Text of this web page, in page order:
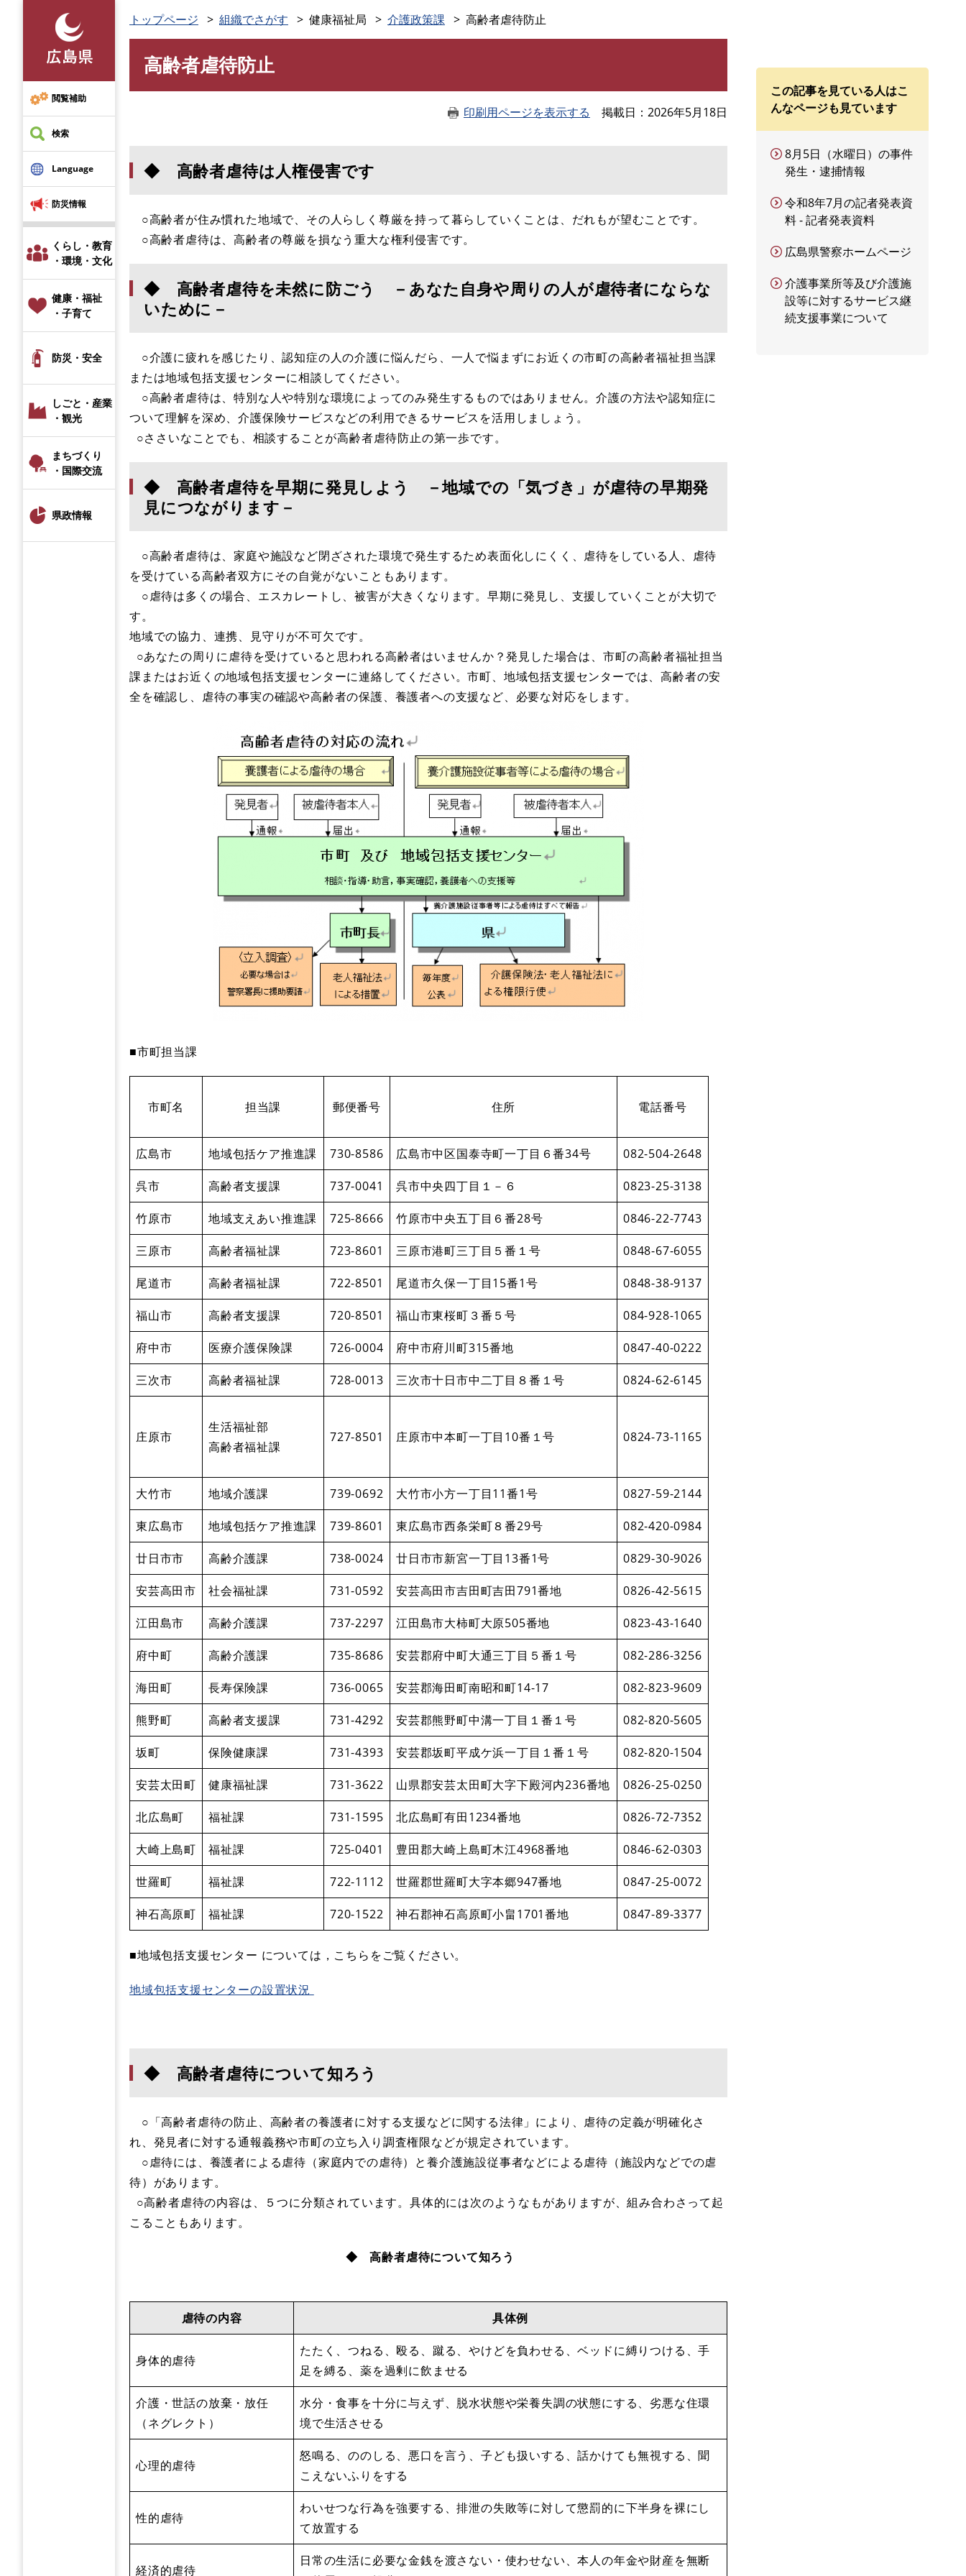
先
頭
で
す
閲覧補助
検索
Language
防災情報
くらし・教育
・環境・文化
健康・福祉
・子育て
防災・安全
しごと・産業
・観光
まちづくり
・国際交流
県政情報
トップページ 組織でさがす 健康福祉局 介護政策課 高齢者虐待防止
高齢者虐待防止
印刷用ページを表示する 掲載日 2026年5月18日
◆ 高齢者虐待は人権侵害です
○高齢者が住み慣れた地域で、その人らしく尊厳を持って暮らしていくことは、だれもが望むことです。
○高齢者虐待は、高齢者の尊厳を損なう重大な権利侵害です。
◆ 高齢者虐待を未然に防ごう －あなた自身や周りの人が虐待者にならな
いために－
○介護に疲れを感じたり、認知症の人の介護に悩んだら、一人で悩まずにお近くの市町の高齢者福祉担当課
または地域包括支援センターに相談してください。
○高齢者虐待は、特別な人や特別な環境によってのみ発生するものではありません。介護の方法や認知症に
ついて理解を深め、介護保険サービスなどの利用できるサービスを活用しましょう。
○ささいなことでも、相談することが高齢者虐待防止の第一歩です。
◆ 高齢者虐待を早期に発見しよう －地域での「気づき」が虐待の早期発
見につながります－
○高齢者虐待は、家庭や施設など閉ざされた環境で発生するため表面化しにくく、虐待をしている人、虐待
を受けている高齢者双方にその自覚がないこともあります。
○虐待は多くの場合、エスカレートし、被害が大きくなります。早期に発見し、支援していくことが大切で
す。
地域での協力、連携、見守りが不可欠です。
○あなたの周りに虐待を受けていると思われる高齢者はいませんか？発見した場合は、市町の高齢者福祉担当
課またはお近くの地域包括支援センターに連絡してください。市町、地域包括支援センターでは、高齢者の安
全を確認し、虐待の事実の確認や高齢者の保護、養護者への支援など、必要な対応をします。
■市町担当課
市町名 担当課 郵便番号 住所 電話番号
広島市 地域包括ケア推進課 730-8586 広島市中区国泰寺町一丁目６番34号 082-504-2648
呉市 高齢者支援課 737-0041 呉市中央四丁目１－６ 0823-25-3138
竹原市 地域支えあい推進課 725-8666 竹原市中央五丁目６番28号 0846-22-7743
三原市 高齢者福祉課 723-8601 三原市港町三丁目５番１号 0848-67-6055
尾道市 高齢者福祉課 722-8501 尾道市久保一丁目15番1号 0848-38-9137
福山市 高齢者支援課 720-8501 福山市東桜町３番５号 084-928-1065
府中市 医療介護保険課 726-0004 府中市府川町315番地 0847-40-0222
三次市 高齢者福祉課 728-0013 三次市十日市中二丁目８番１号 0824-62-6145
庄原市
生活福祉部
高齢者福祉課
727-8501 庄原市中本町一丁目10番１号 0824-73-1165
大竹市 地域介護課 739-0692 大竹市小方一丁目11番1号 0827-59-2144
東広島市 地域包括ケア推進課 739-8601 東広島市西条栄町８番29号 082-420-0984
廿日市市 高齢介護課 738-0024 廿日市市新宮一丁目13番1号 0829-30-9026
安芸高田市 社会福祉課 731-0592 安芸高田市吉田町吉田791番地 0826-42-5615
江田島市 高齢介護課 737-2297 江田島市大柿町大原505番地 0823-43-1640
府中町 高齢介護課 735-8686 安芸郡府中町大通三丁目５番１号 082-286-3256
海田町 長寿保険課 736-0065 安芸郡海田町南昭和町14-17 082-823-9609
熊野町 高齢者支援課 731-4292 安芸郡熊野町中溝一丁目１番１号 082-820-5605
坂町 保険健康課 731-4393 安芸郡坂町平成ケ浜一丁目１番１号 082-820-1504
安芸太田町 健康福祉課 731-3622 山県郡安芸太田町大字下殿河内236番地 0826-25-0250
北広島町 福祉課 731-1595 北広島町有田1234番地 0826-72-7352
大崎上島町 福祉課 725-0401 豊田郡大崎上島町木江4968番地 0846-62-0303
世羅町 福祉課 722-1112 世羅郡世羅町大字本郷947番地 0847-25-0072
神石高原町 福祉課 720-1522 神石郡神石高原町小畠1701番地 0847-89-3377
■地域包括支援センター については，こちらをご覧ください。
地域包括支援センターの設置状況
◆ 高齢者虐待について知ろう
○「高齢者虐待の防止、高齢者の養護者に対する支援などに関する法律」により、虐待の定義が明確化さ
れ、発見者に対する通報義務や市町の立ち入り調査権限などが規定されています。
○虐待には、養護者による虐待（家庭内での虐待）と養介護施設従事者などによる虐待（施設内などでの虐
待）があります。
○高齢者虐待の内容は、５つに分類されています。具体的には次のようなもがありますが、組み合わさって起
こることもあります。
◆ 高齢者虐待について知ろう
虐待の内容 具体例
身体的虐待
たたく、つねる、殴る、蹴る、やけどを負わせる、ベッドに縛りつける、手
足を縛る、薬を過剰に飲ませる
介護・世話の放棄・放任
（ネグレクト）
水分・食事を十分に与えず、脱水状態や栄養失調の状態にする、劣悪な住環
境で生活させる
心理的虐待
怒鳴る、ののしる、悪口を言う、子ども扱いする、話かけても無視する、聞
こえないふりをする
性的虐待
わいせつな行為を強要する、排泄の失敗等に対して懲罰的に下半身を裸にし
て放置する
経済的虐待
日常の生活に必要な金銭を渡さない・使わせない、本人の年金や財産を無断
この記事を見ている人はこ
んなページも見ています
8月5日（水曜日）の事件
発生・逮捕情報
令和8年7月の記者発表資
料 - 記者発表資料
広島県警察ホームページ
介護事業所等及び介護施
設等に対するサービス継
続支援事業について